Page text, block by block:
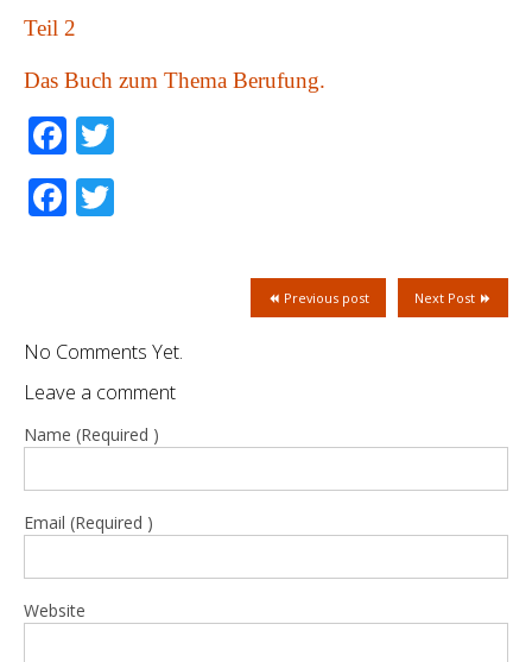
Teil 2
Das Buch zum Thema Berufung.
Facebook
Facebook
Next Post
Previous post
No Comments Yet.
Leave a comment
Name (Required )
Email (Required )
Website